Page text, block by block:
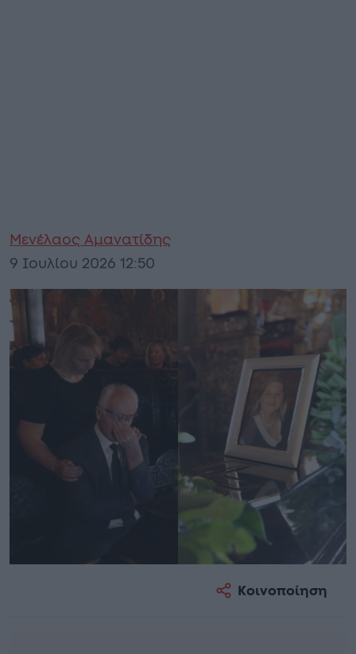
Μενέλαος Αμανατίδης
9 Ιουλίου 2026 12:50
Κοινοποίηση